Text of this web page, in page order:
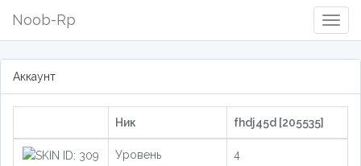
Noob-Rp
Аккаунт
Ник fhdj45d [205535]
Уровень 4